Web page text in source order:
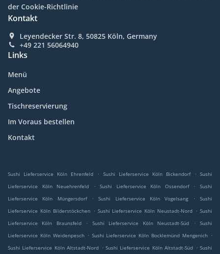
der Cookie-Richtlinie
Kontakt
Leyendecker Str. 8, 50825 Köln, Germany
+49 221 56064940
Links
Menü
Angebote
Tischreservierung
Im Voraus bestellen
Kontakt
Sushi Lieferservice Köln Ehrenfeld . Sushi Lieferservice Köln Bickendorf . Sushi
Lieferservice Köln Neuehrenfeld
. Sushi Lieferservice Köln Ossendorf .
Sushi
Lieferservice Köln Müngersdorf
. Sushi Lieferservice Köln Vogelsang .
Sushi
Lieferservice Köln Bilderstöckchen . Sushi Lieferservice Köln Neustadt-Nord . Sushi
Lieferservice Köln Braunsfeld
. Sushi Lieferservice Köln Neustadt-Süd .
Sushi
Lieferservice Köln Weidenpesch . Sushi Lieferservice Köln Bocklemünd Mengenich .
Sushi Lieferservice Köln Altstadt-Nord . Sushi Lieferservice Köln Altstadt-Süd . Sushi